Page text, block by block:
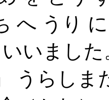
へ うり
いまし
うらしま